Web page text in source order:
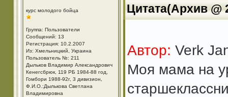
курс молодого бойца
Группа: Пользователи
Сообщений: 13
Регистрация: 10.2.2007
Из: Хмельницкий, Украина
Пользователь №: 211
Дыльков Владимир Александрович
Кенегсбрюк, 119 РБ 1984-88 год,
Гомбори 1988-92г, 3 дивизион,
Ф.И.О.:Дылькова Светлана
Владимировна
Цитата(Архив @
Автор: Verk
Моя мама на